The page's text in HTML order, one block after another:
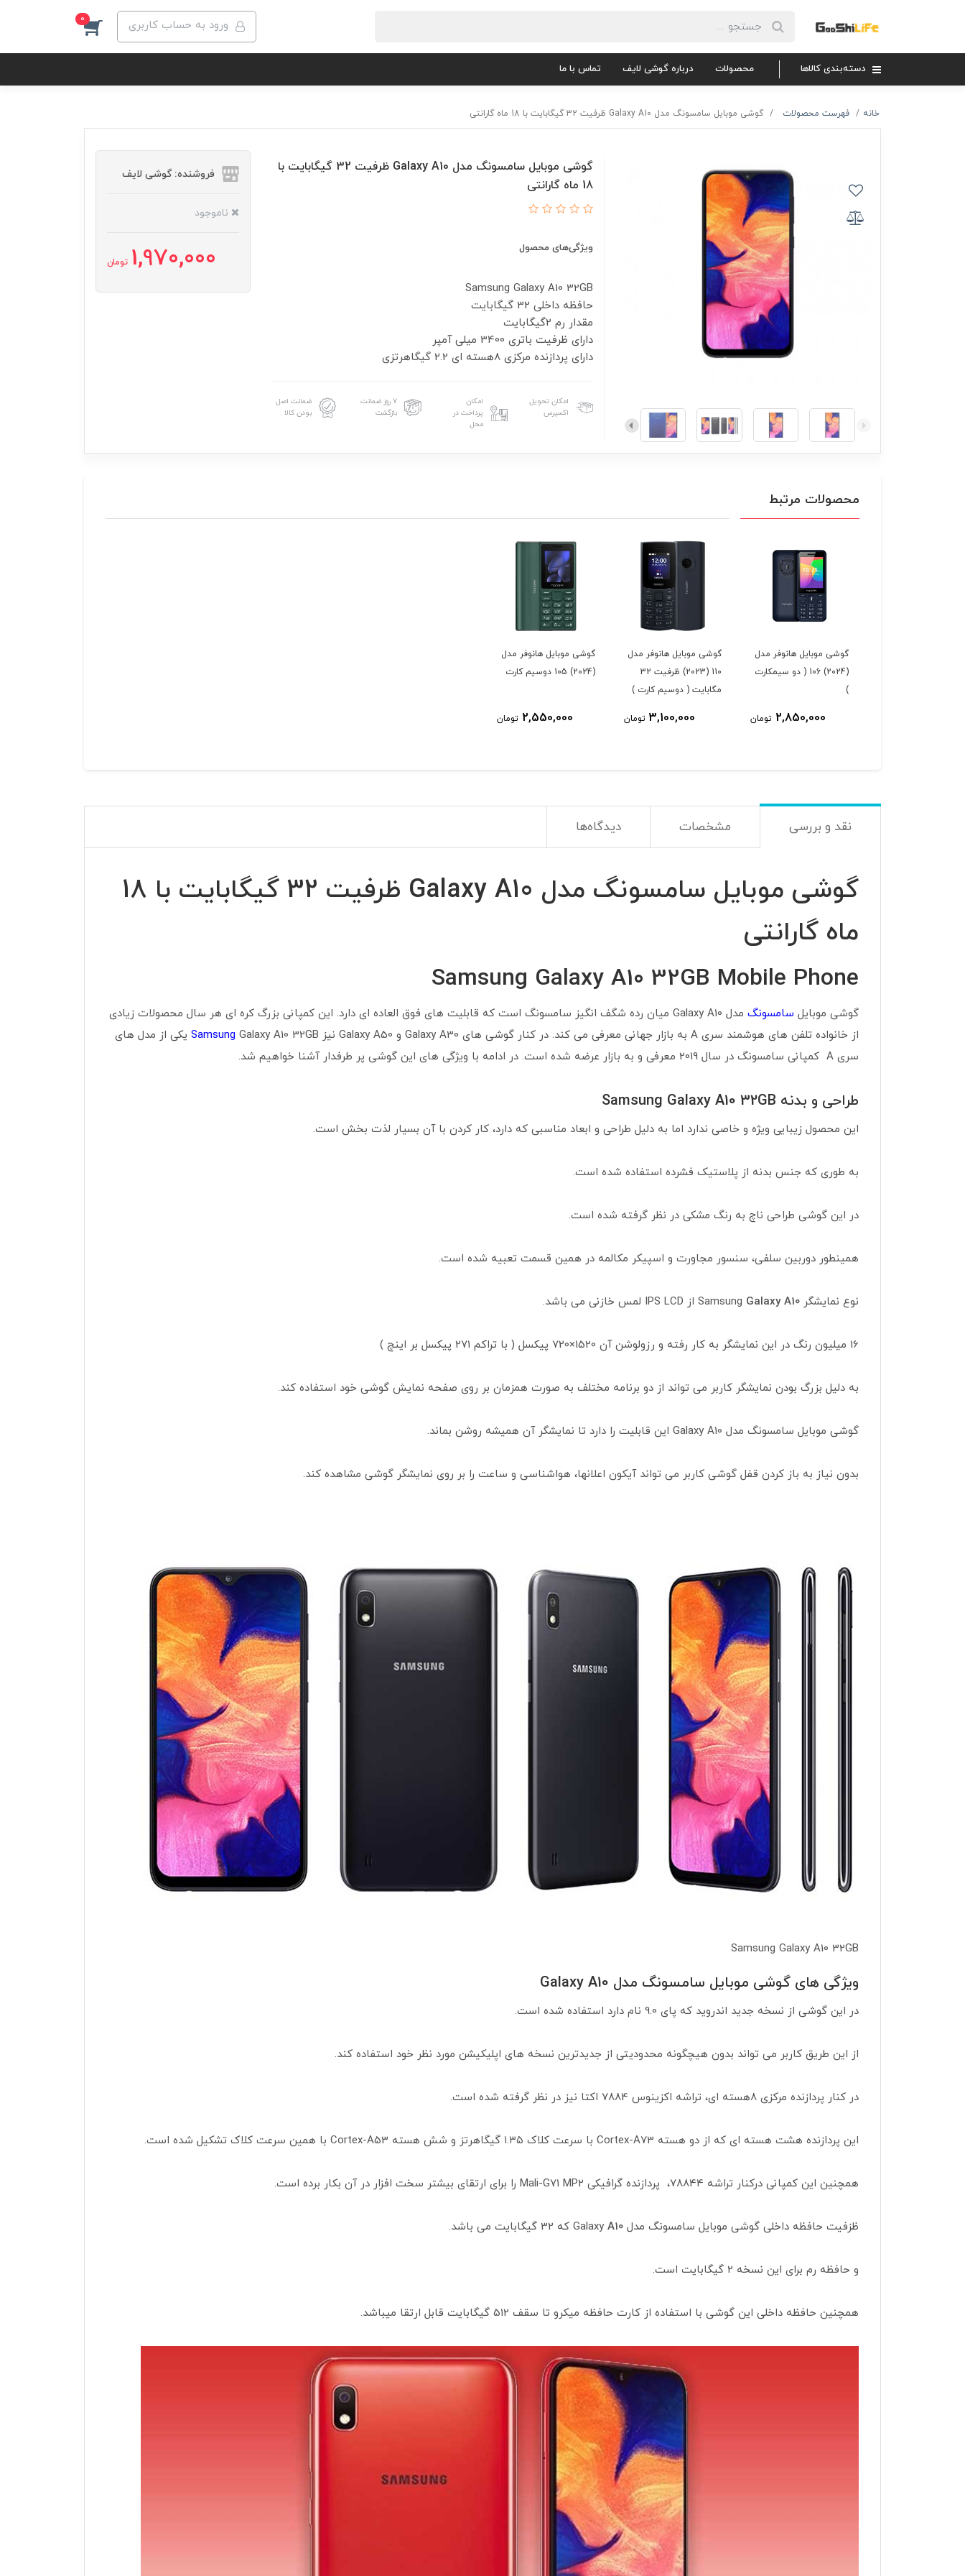
ورود به حساب کاربری 0
دسته‌بندی کالاها محصولات درباره گوشی لایف تماس با ما
خانه فهرست محصولات گوشی موبایل سامسونگ مدل Galaxy A10 ظرفیت 32 گیگابایت با 18 ماه گارانتی
گوشی موبایل سامسونگ مدل Galaxy A10 ظرفیت 32 گیگابایت با
18 ماه گارانتی
ویژگی‌های محصول
دارای پردازنده مرکزی 8هسته ای 2.2 گیگاهرتزی
امکان تحویل
اکسپرس
امکان
پرداخت در
محل
۷ روز ضمانت
بازگشت
ضمانت اصل
بودن کالا
فروشنده: گوشی لایف
ناموجود
1,970,000 تومان
محصولات مرتبط
گوشی موبایل هانوفر مدل
(2024) 106 ( دو سیمکارت
)
2,850,000 تومان
گوشی موبایل هانوفر مدل
110 (2023) ظرفیت 32
مگابایت ( دوسیم کارت )
3,100,000 تومان
گوشی موبایل هانوفر مدل
(2024) 105 دوسیم کارت
2,550,000 تومان
نقد و بررسی مشخصات دیدگاه‌ها
گوشی موبایل سامسونگ مدل Galaxy A10 ظرفیت 32 گیگابایت با 18
ماه گارانتی
Samsung Galaxy A10 32GB Mobile Phone
گوشی موبایل سامسونگ
مدل Galaxy A10 میان رده شگف انگیز سامسونگ است که قابلیت های فوق العاده ای دارد. این کمپانی بزرگ کره ای هر سال محصولات زیادی
از خانواده تلفن های هوشمند سری A به بازار جهانی معرفی می کند. در کنار گوشی های Galaxy A30 و Galaxy A50 نیز
Samsung Galaxy A10 32GB یکی از مدل های
سری A کمپانی سامسونگ در سال 2019 معرفی و به بازار عرضه شده است. در ادامه با ویژگی های این گوشی پر طرفدار آشنا خواهیم شد.
طراحی و بدنه Samsung Galaxy A10 32GB
این محصول زیبایی ویژه و خاصی ندارد اما به دلیل طراحی و ابعاد مناسبی که دارد، کار کردن با آن بسیار لذت بخش است.
به طوری که جنس بدنه از پلاستیک فشرده استفاده شده است.
در این گوشی طراحی ناچ به رنگ مشکی در نظر گرفته شده است.
همینطور دوربین سلفی، سنسور مجاورت و اسپیکر مکالمه در همین قسمت تعبیه شده است.
نوع نمایشگر Samsung Galaxy A10 از IPS LCD لمس خازنی می باشد.
16 میلیون رنگ در این نمایشگر به کار رفته و رزولوشن آن 1520×720 پیکسل ( با تراکم 271 پیکسل بر اینچ )
به دلیل بزرگ بودن نمایشگر کاربر می تواند از دو برنامه مختلف به صورت همزمان بر روی صفحه نمایش گوشی خود استفاده کند.
گوشی موبایل سامسونگ مدل Galaxy A10 این قابلیت را دارد تا نمایشگر آن همیشه روشن بماند.
بدون نیاز به باز کردن قفل گوشی کاربر می تواند آیکون اعلانها، هواشناسی و ساعت را بر روی نمایشگر گوشی مشاهده کند.
Samsung Galaxy A10 32GB
ویژگی های گوشی موبایل سامسونگ مدل Galaxy A10
در این گوشی از نسخه جدید اندروید که پای 9.0 نام دارد استفاده شده است.
از این طریق کاربر می تواند بدون هیچگونه محدودیتی از جدیدترین نسخه های اپلیکیشن مورد نظر خود استفاده کند.
در کنار پردازنده مرکزی 8هسته ای، تراشه اکزینوس 7884 اکتا نیز در نظر گرفته شده است.
این پردازنده هشت هسته ای که از دو هسته Cortex-A73 با سرعت کلاک ۱.۳۵ گیگاهرتز و شش هسته Cortex-A53 با همین سرعت کلاک تشکیل شده است.
همچنین این کمپانی درکنار تراشه 78844، پردازنده گرافیکی Mali-G71 MP2 را برای ارتقای بیشتر سخت افزار در آن بکار برده است.
ظزفیت حافظه داخلی گوشی موبایل سامسونگ مدل Galaxy A10 که 32 گیگابایت می باشد.
و حافظه رم برای این نسخه 2 گیگابایت است.
همچنین حافظه داخلی این گوشی با استفاده از کارت حافظه میکرو تا سقف 512 گیگابایت قابل ارتقا میباشد.